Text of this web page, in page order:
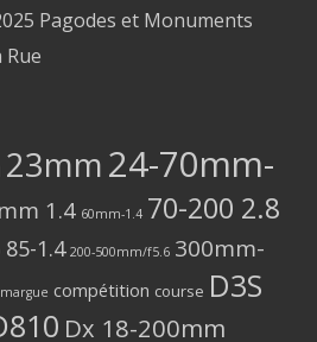
Pagodes et Monuments
23mm24-70mm-
1.4 60mm-1.4 70-200 2.8
85-1.4 200-500mm/f5.6 300mm-
compétition course D3S
Dx 18-200mm